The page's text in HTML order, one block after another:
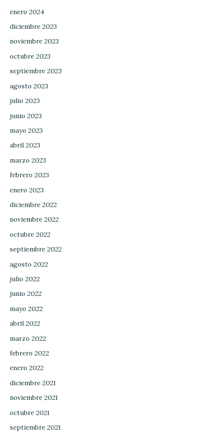
enero 2024
diciembre 2023
noviembre 2023
octubre 2023
septiembre 2023
agosto 2023
julio 2023
junio 2023
mayo 2023
abril 2023
marzo 2023
febrero 2023
enero 2023
diciembre 2022
noviembre 2022
octubre 2022
septiembre 2022
agosto 2022
julio 2022
junio 2022
mayo 2022
abril 2022
marzo 2022
febrero 2022
enero 2022
diciembre 2021
noviembre 2021
octubre 2021
septiembre 2021